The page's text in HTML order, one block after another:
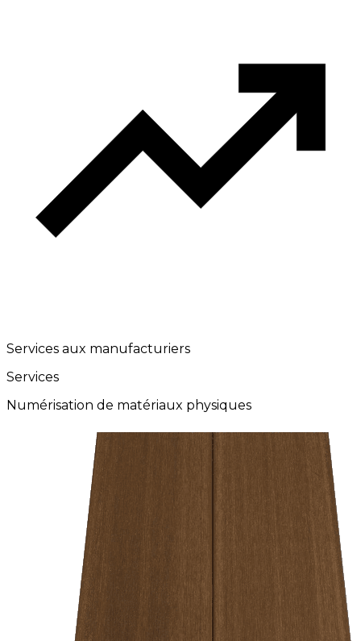
Services aux manufacturiers
Services
Numérisation de matériaux physiques